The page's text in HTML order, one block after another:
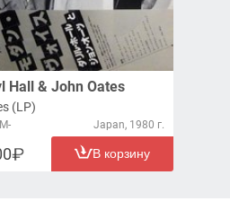
Hall & John Oates
(LP)
Japan, 1980 г.
В корзину